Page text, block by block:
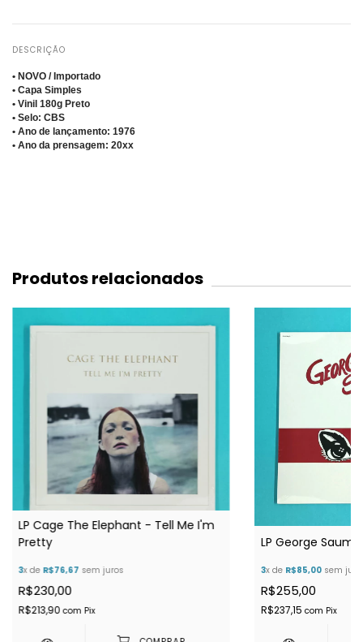
DESCRIÇÃO
• NOVO / Importado
• Capa Simples
• Vinil 180g Preto
• Selo: CBS
• Ano de lançamento: 1976
• Ano da prensagem: 20xx
Produtos relacionados
LP Cage The Elephant - Tell Me I'm
Pretty
3x de R$76,67 sem juros
R$230,00
R$213,90com Pix
LP George
3x de R$85,00sem
R$255,00
R$237,15 com Pix